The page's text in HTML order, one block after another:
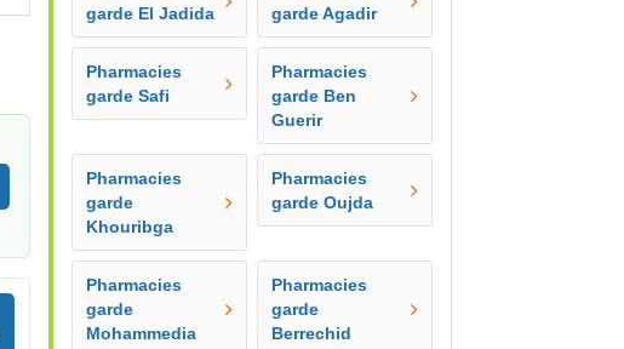
garde El Jadida
garde Agadir
Pharmacies
garde Safi
Pharmacies
garde Ben
Guerir
Pharmacies
garde
Khouribga
Pharmacies
garde Oujda
Pharmacies
garde
Mohammedia
Pharmacies
garde
Berrechid